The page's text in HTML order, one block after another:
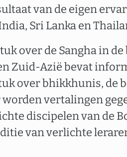
van de eigen
Sri Lanka en
over de Sangha in
Zuid-Azië bevat
over bhikkhunis, de
worden vertalingen
discipelen van de
van verlichte